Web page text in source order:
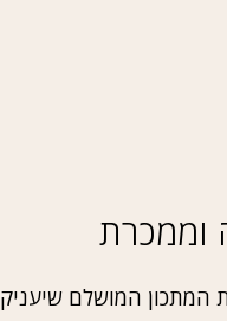
וממכרת
המושלם